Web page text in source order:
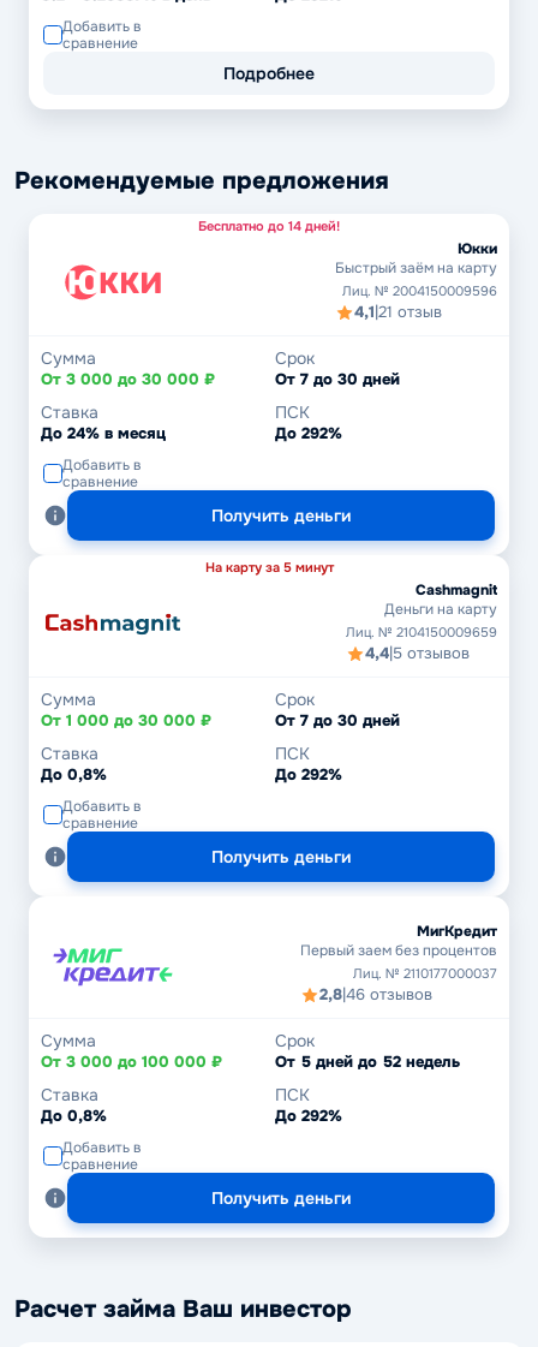
Добавить в
сравнение
Подробнее
Рекомендуемые предложения
Бесплатно до 14 дней!
Юкки
Быстрый заём на карту
Лиц. № 2004150009596
4,1|21 отзыв
Сумма
От 3 000 до 30 000 ₽
Срок
От 7 до 30 дней
Ставка
До 24% в месяц
ПСК
До 292%
Добавить в
сравнение
Получить деньги
На карту за 5 минут
Cashmagnit
Деньги на карту
Лиц. № 2104150009659
4,4|5 отзывов
Сумма
От 1 000 до 30 000 ₽
Срок
От 7 до 30 дней
Ставка
До 0,8%
ПСК
До 292%
Добавить в
сравнение
Получить деньги
МигКредит
Первый заем без процентов
Лиц. № 2110177000037
2,8|46 отзывов
Сумма
От 3 000 до 100 000 ₽
Срок
От 5 дней до 52 недель
Ставка
До 0,8%
ПСК
До 292%
Добавить в
сравнение
Получить деньги
Расчет займа Ваш инвестор